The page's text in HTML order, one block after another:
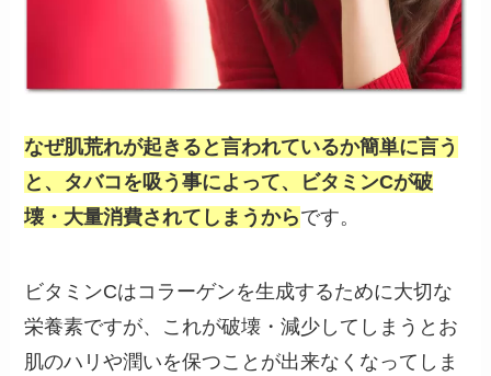
なぜ肌荒れが起きると言われているか簡単に言う
と、タバコを吸う事によって、ビタミンCが破
壊・大量消費されてしまうからです。
ビタミンCはコラーゲンを生成するために大切な
栄養素ですが、これが破壊・減少してしまうとお
肌のハリや潤いを保つことが出来なくなってしま